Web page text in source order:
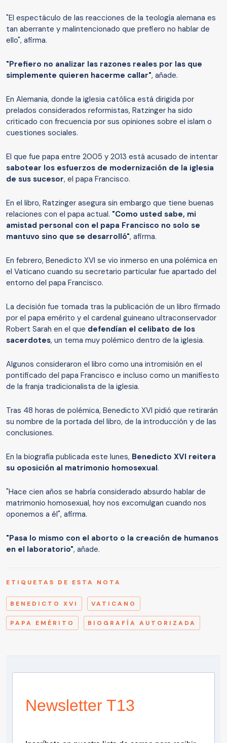
"El espectáculo de las reacciones de la teología alemana es
tan aberrante y malintencionado que prefiero no hablar de
ello", afirma.
"Prefiero no analizar las razones reales por las que
simplemente quieren hacerme callar", añade.
En Alemania, donde la iglesia católica está dirigida por
prelados considerados reformistas, Ratzinger ha sido
criticado con frecuencia por sus opiniones sobre el islam o
cuestiones sociales.
El que fue papa entre 2005 y 2013 está acusado de intentar
sabotear los esfuerzos de modernización de la iglesia
de sus sucesor, el papa Francisco.
En el libro, Ratzinger asegura sin embargo que tiene buenas
relaciones con el papa actual. "Como usted sabe, mi
amistad personal con el papa Francisco no solo se
mantuvo sino que se desarrolló", afirma.
En febrero, Benedicto XVI se vio inmerso en una polémica en
el Vaticano cuando su secretario particular fue apartado del
entorno del papa Francisco.
La decisión fue tomada tras la publicación de un libro firmado
por el papa emérito y el cardenal guineano ultraconservador
Robert Sarah en el que defendían el celibato de los
sacerdotes, un tema muy polémico dentro de la iglesia.
Algunos consideraron el libro como una intromisión en el
pontificado del papa Francisco e incluso como un manifiesto
de la franja tradicionalista de la iglesia.
Tras 48 horas de polémica, Benedicto XVI pidió que retirarán
su nombre de la portada del libro, de la introducción y de las
conclusiones.
En la biografía publicada este lunes, Benedicto XVI reitera
su oposición al matrimonio homosexual.
"Hace cien años se habría considerado absurdo hablar de
matrimonio homosexual, hoy nos excomulgan cuando nos
oponemos a él", afirma.
"Pasa lo mismo con el aborto o la creación de humanos
en el laboratorio", añade.
ETIQUETAS DE ESTA NOTA
BENEDICTO XVI VATICANO
PAPA EMÉRITO BIOGRAFÍA AUTORIZADA
Newsletter T13